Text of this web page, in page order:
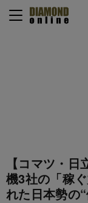
【コマツ・
機3社の「稼
れた日本勢の